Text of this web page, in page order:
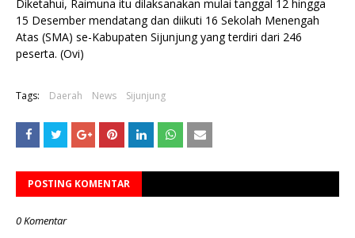
Diketahui, Raimuna itu dilaksanakan mulai tanggal 12 hingga
15 Desember mendatang dan diikuti 16 Sekolah Menengah
Atas (SMA) se-Kabupaten Sijunjung yang terdiri dari 246
peserta. (Ovi)
Tags: Daerah News Sijunjung
POSTING KOMENTAR
0 Komentar